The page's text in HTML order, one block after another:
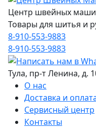
Центр швейных
Товары для шитья и
8-910-553-9883
8-910-553-9883
Тула, пр-т Ленина, д.
О нас
Доставка и
Сервисный центр
Контакты